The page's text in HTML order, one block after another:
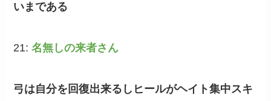
いまである
21:名無しの来者さん
弓は自分を回復出来るしヒールがヘイト集中スキ